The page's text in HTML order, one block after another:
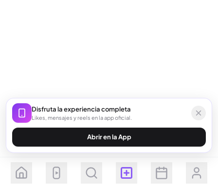
Seguir Suscribirse
Disfruta la experiencia completa
Likes, mensajes y reels en la app oficial.
Abrir en la App